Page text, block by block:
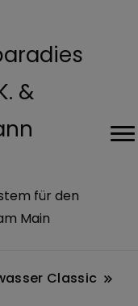
&
für den
Main
Classic